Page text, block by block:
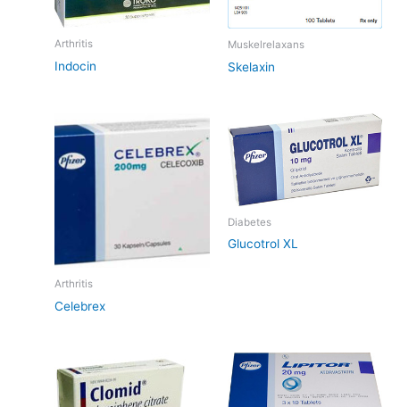
Arthritis
Indocin
Muskelrelaxans
Skelaxin
Arthritis
Celebrex
Diabetes
Glucotrol XL